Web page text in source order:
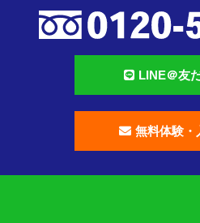
LINE＠友
無料体験・